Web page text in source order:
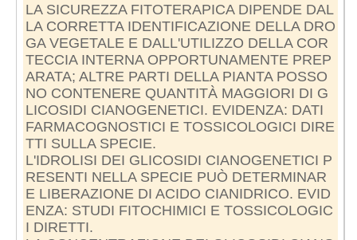
LA SICUREZZA FITOTERAPICA DIPENDE DAL
LA CORRETTA IDENTIFICAZIONE DELLA DRO
GA VEGETALE E DALL'UTILIZZO DELLA COR
TECCIA INTERNA OPPORTUNAMENTE PREP
ARATA; ALTRE PARTI DELLA PIANTA POSSO
NO CONTENERE QUANTITÀ MAGGIORI DI G
LICOSIDI CIANOGENETICI. EVIDENZA: DATI
FARMACOGNOSTICI E TOSSICOLOGICI DIRE
TTI SULLA SPECIE.
L'IDROLISI DEI GLICOSIDI CIANOGENETICI P
RESENTI NELLA SPECIE PUÒ DETERMINAR
E LIBERAZIONE DI ACIDO CIANIDRICO. EVID
ENZA: STUDI FITOCHIMICI E TOSSICOLOGIC
I DIRETTI.